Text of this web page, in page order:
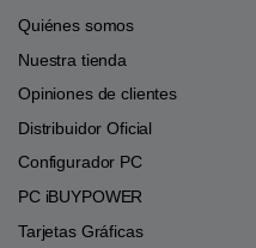
Quiénes somos
Nuestra tienda
Opiniones de clientes
Distribuidor Oficial
Configurador PC
PC iBUYPOWER
Tarjetas Gráficas